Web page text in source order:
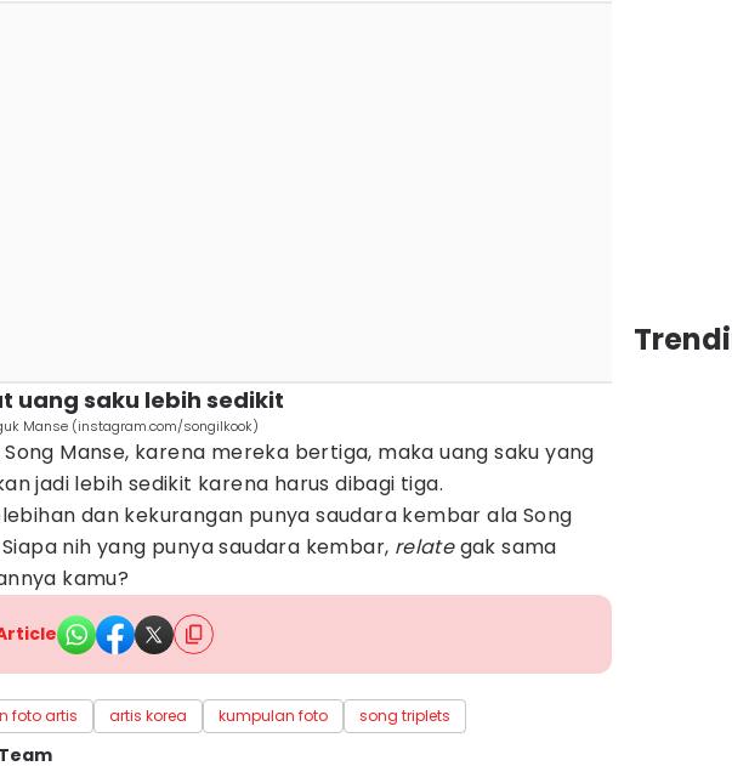
uang saku lebih sedikit
Manse (instagram.com/songilkook)
Manse, karena mereka bertiga, maka uang saku yang
jadi lebih sedikit karena harus dibagi tiga.
dan kekurangan punya saudara kembar ala Song
nih yang punya saudara kembar, relategak sama
kamu?
foto artis artis korea kumpulan foto song triplets